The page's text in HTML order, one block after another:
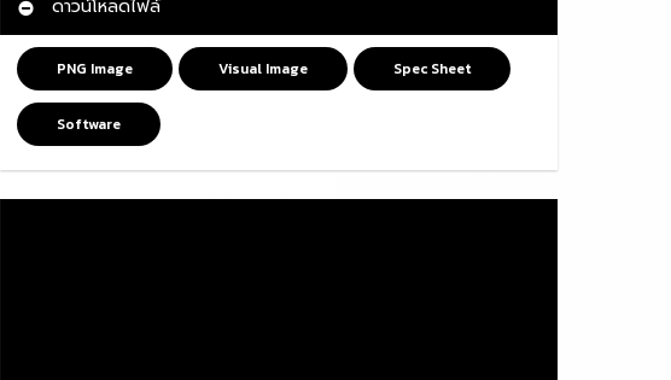
ดาวน์โหลดไฟล์
PNG Image Visual Image Spec Sheet
Software